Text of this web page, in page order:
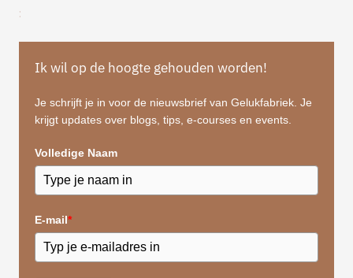
:
Ik wil op de hoogte gehouden worden!
Je schrijft je in voor de nieuwsbrief van Gelukfabriek. Je
krijgt updates over blogs, tips, e-courses en events.
Volledige Naam
E-mail*